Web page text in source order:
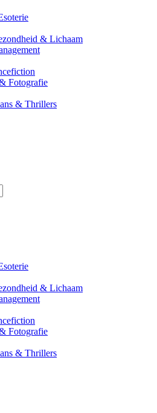
& Lichaam
Fotografie
& Thrillers
& Lichaam
Fotografie
& Thrillers